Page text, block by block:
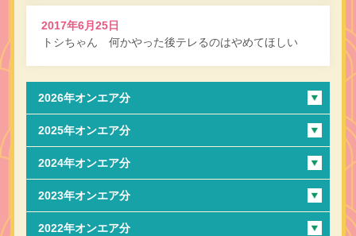
2017年6月25日
トシちゃん 何かやった後テレるのはやめてほしい
2026年オンエア分
2025年オンエア分
2024年オンエア分
2023年オンエア分
2022年オンエア分